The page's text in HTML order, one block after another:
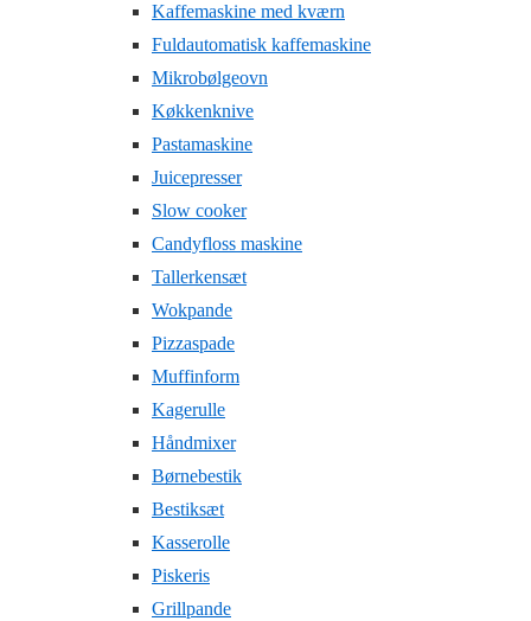
Kaffemaskine med kværn
Fuldautomatisk kaffemaskine
Mikrobølgeovn
Køkkenknive
Pastamaskine
Juicepresser
Slow cooker
Candyfloss maskine
Tallerkensæt
Wokpande
Pizzaspade
Muffinform
Kagerulle
Håndmixer
Børnebestik
Bestiksæt
Kasserolle
Piskeris
Grillpande